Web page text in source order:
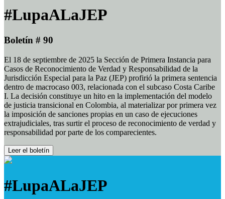
#LupaALaJEP
Boletín # 90
El 18 de septiembre de 2025 la Sección de Primera Instancia para
Casos de Reconocimiento de Verdad y Responsabilidad de la
Jurisdicción Especial para la Paz (JEP) profirió la primera sentencia
dentro de macrocaso 003, relacionada con el subcaso Costa Caribe
I. La decisión constituye un hito en la implementación del modelo
de justicia transicional en Colombia, al materializar por primera vez
la imposición de sanciones propias en un caso de ejecuciones
extrajudiciales, tras surtir el proceso de reconocimiento de verdad y
responsabilidad por parte de los comparecientes.
Leer el boletín
#LupaALaJEP